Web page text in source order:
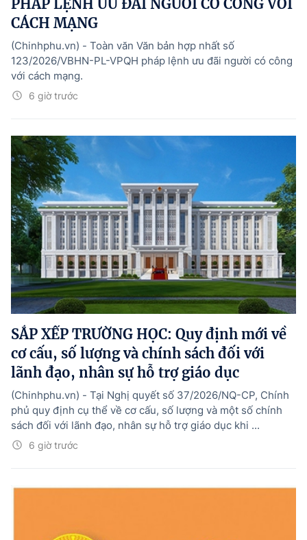
PHÁP LỆNH ƯU ĐÃI NGƯỜI CÓ CÔNG VỚI
CÁCH MẠNG
6 giờ trước
(Chinhphu.vn) - Toàn văn Văn bản hợp nhất số
123/2026/VBHN-PL-VPQH pháp lệnh ưu đãi người có công
với cách mạng.
SẮP XẾP TRƯỜNG HỌC: Quy định mới về
cơ cấu, số lượng và chính sách đối với
lãnh đạo, nhân sự hỗ trợ giáo dục
6 giờ trước
(Chinhphu.vn) - Tại Nghị quyết số 37/2026/NQ-CP, Chính
phủ quy định cụ thể về cơ cấu, số lượng và một số chính
sách đối với lãnh đạo, nhân sự hỗ trợ giáo dục khi ...